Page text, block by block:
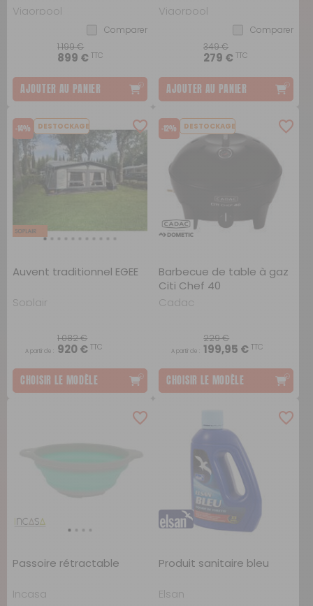
Vigorpool
Comparer
1 199 €
899 €TTC
AJOUTER AU PANIER
Vigorpool
Comparer
349 €
279 €TTC
AJOUTER AU PANIER
-14% DESTOCKAGE
Auvent traditionnel EGEE
Soplair
1 082 €
A partir de : 920 €TTC
CHOISIR LE MODÈLE
-12% DESTOCKAGE
Barbecue de table à gaz
Citi Chef 40
Cadac
229 €
A partir de : 199,95 €TTC
CHOISIR LE MODÈLE
Passoire rétractable
Incasa
Produit sanitaire bleu
Elsan